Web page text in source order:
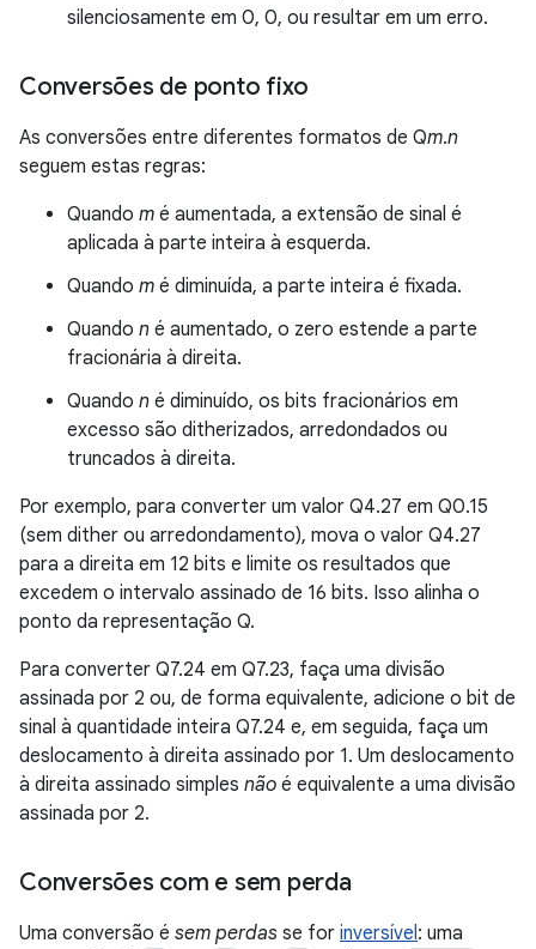
silenciosamente em 0, 0, ou resultar em um erro.
Conversões de ponto fixo
As conversões entre diferentes formatos de Qm.n
seguem estas regras:
Quando m é aumentada, a extensão de sinal é
aplicada à parte inteira à esquerda.
Quando m é diminuída, a parte inteira é fixada.
Quando n é aumentado, o zero estende a parte
fracionária à direita.
Quando n é diminuído, os bits fracionários em
excesso são ditherizados, arredondados ou
truncados à direita.
Por exemplo, para converter um valor Q4.27 em Q0.15
(sem dither ou arredondamento), mova o valor Q4.27
para a direita em 12 bits e limite os resultados que
excedem o intervalo assinado de 16 bits. Isso alinha o
ponto da representação Q.
Para converter Q7.24 em Q7.23, faça uma divisão
assinada por 2 ou, de forma equivalente, adicione o bit de
sinal à quantidade inteira Q7.24 e, em seguida, faça um
deslocamento à direita assinado por 1. Um deslocamento
à direita assinado simples não é equivalente a uma divisão
assinada por 2.
Conversões com e sem perda
Uma conversão é sem perdas se for inversível: uma